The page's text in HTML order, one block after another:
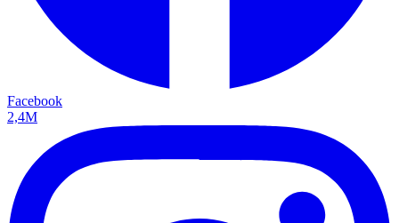
Facebook
2,4M